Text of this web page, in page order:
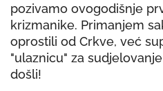
pozivamo ovogodišnje
krizmanike. Primanjem
oprostili od Crkve, već
"ulaznicu" za
došli!